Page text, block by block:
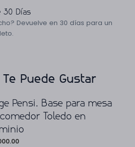
30 Días
Devuelve en 30 días para un
Puede Gustar
Pensi. Base para mesa
Toledo en